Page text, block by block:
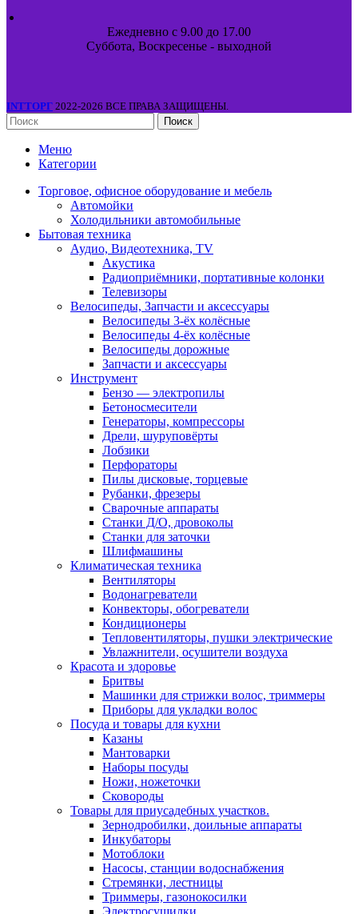
Ежедневно с 9.00 до 17.00
Суббота, Воскресенье - выходной
INTТОРГ 2022-2026 ВСЕ ПРАВА ЗАЩИЩЕНЫ.
Поиск
Меню
Категории
Торговое, офисное оборудование и мебель
Автомойки
Холодильники автомобильные
Бытовая техника
Аудио, Видеотехника, TV
Акустика
Радиоприёмники, портативные колонки
Телевизоры
Велосипеды, Запчасти и аксессуары
Велосипеды 3-ёх колёсные
Велосипеды 4-ёх колёсные
Велосипеды дорожные
Запчасти и аксессуары
Инструмент
Бензо — электропилы
Бетоносмесители
Генераторы, компрессоры
Дрели, шуруповёрты
Лобзики
Перфораторы
Пилы дисковые, торцевые
Рубанки, фрезеры
Сварочные аппараты
Станки Д/О, дровоколы
Станки для заточки
Шлифмашины
Климатическая техника
Вентиляторы
Водонагреватели
Конвекторы, обогреватели
Кондиционеры
Тепловентиляторы, пушки электрические
Увлажнители, осушители воздуха
Красота и здоровье
Бритвы
Машинки для стрижки волос, триммеры
Приборы для укладки волос
Посуда и товары для кухни
Казаны
Мантоварки
Наборы посуды
Ножи, ножеточки
Сковороды
Товары для приусадебных участков.
Зернодробилки, доильные аппараты
Инкубаторы
Мотоблоки
Насосы, станции водоснабжения
Стремянки, лестницы
Триммеры, газонокосилки
Электросушилки